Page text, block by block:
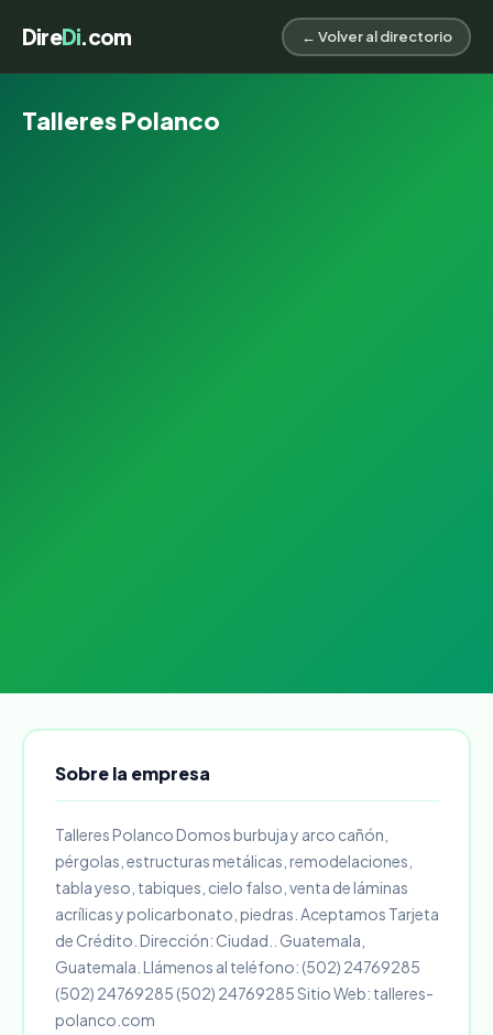
DireDi.com ← Volver al directorio
Talleres Polanco
Sobre la empresa
Talleres Polanco Domos burbuja y arco cañón,
pérgolas, estructuras metálicas, remodelaciones,
tabla yeso, tabiques, cielo falso, venta de láminas
acrílicas y policarbonato, piedras. Aceptamos Tarjeta
de Crédito. Dirección: Ciudad.. Guatemala,
Guatemala. Llámenos al teléfono: (502) 24769285
(502) 24769285 (502) 24769285 Sitio Web: talleres-
polanco.com